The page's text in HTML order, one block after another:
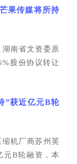
果传媒将所持
南省文资委原
股份协议转让
”获近亿元B轮
机厂商苏州英
元B轮融资，本